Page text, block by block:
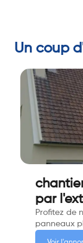
Un coup
par
Profitez de
panneaux